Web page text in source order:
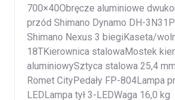
700×40Obręcze aluminiowe
przód Shimano Dynamo DH-
Shimano Nexus 3 biegiKaseta/
18TKierownica stalowaMostek
aluminiowySztyca stalowa 25,4
Romet CityPedały FP-804Lampa
LEDLampa tył 3-LEDWaga 16,0 kg